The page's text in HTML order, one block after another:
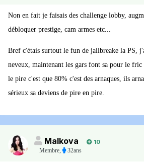
Non en fait je faisais des challenge lobby,
débloquer prestige, cam armes etc...
Bref c'étais surtout le fun de jailbreake la PS,
neveux, maintenant les gars font sa pour le fric
le pire c'est que 80% c'est des arnaques, ils
sérieux sa deviens de pire en pire.
Malkova
10
Membre, 32ans